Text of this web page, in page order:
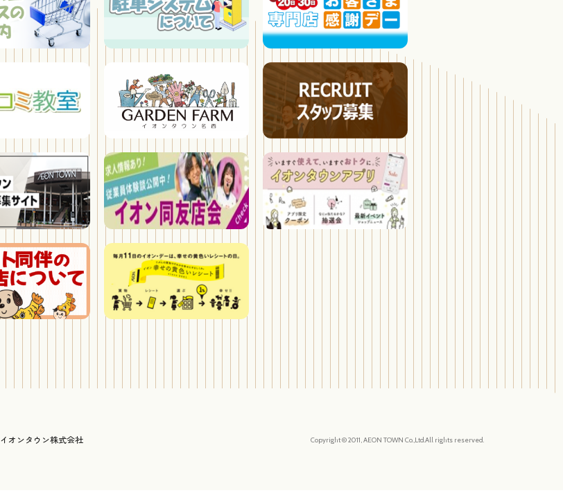
イオンタウン株式会社 Copyright © 2011, AEON TOWN Co.,Ltd.All rights reserved.